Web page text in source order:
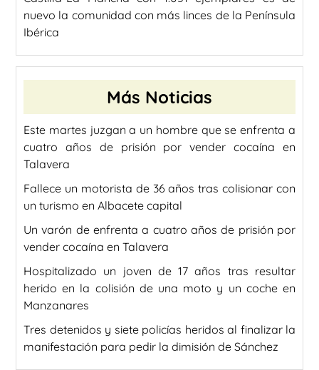
nuevo la comunidad con más linces de la Península
Ibérica
Más Noticias
Este martes juzgan a un hombre que se enfrenta a
cuatro años de prisión por vender cocaína en
Talavera
Fallece un motorista de 36 años tras colisionar con
un turismo en Albacete capital
Un varón de enfrenta a cuatro años de prisión por
vender cocaína en Talavera
Hospitalizado un joven de 17 años tras resultar
herido en la colisión de una moto y un coche en
Manzanares
Tres detenidos y siete policías heridos al finalizar la
manifestación para pedir la dimisión de Sánchez